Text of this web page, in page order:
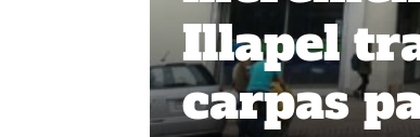
Illapel
carpas